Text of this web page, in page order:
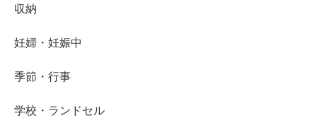
収納
妊婦・妊娠中
季節・行事
学校・ランドセル